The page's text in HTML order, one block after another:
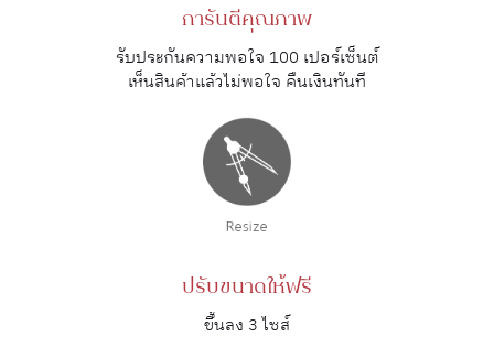
การันตีคุณภาพ
รับประกันความพอใจ 100 เปอร์เซ็นต์
เห็นสินค้าแล้วไม่พอใจ คืนเงินทันที
ปรับขนาดให้ฟรี
ขึ้นลง 3 ไซส์